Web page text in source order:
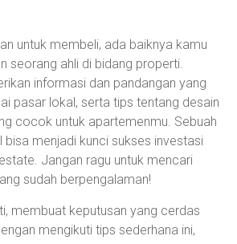
untuk membeli, ada baiknya kamu
seorang ahli di bidang properti.
informasi dan pandangan yang
pasar lokal, serta tips tentang desain
cocok untuk apartemenmu. Sebuah
bisa menjadi kunci sukses investasi
Jangan ragu untuk mencari
sudah berpengalaman!
membuat keputusan yang cerdas
mengikuti tips sederhana ini,